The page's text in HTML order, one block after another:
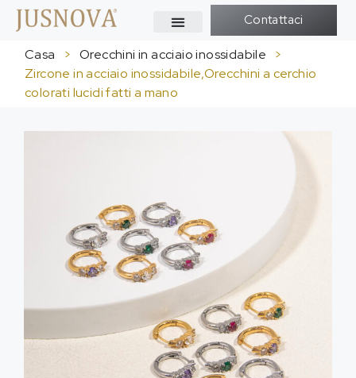
Contattaci
Casa > Orecchini in acciaio inossidabile
>
Zircone in acciaio inossidabile,Orecchini a cerchio
colorati lucidi fatti a mano